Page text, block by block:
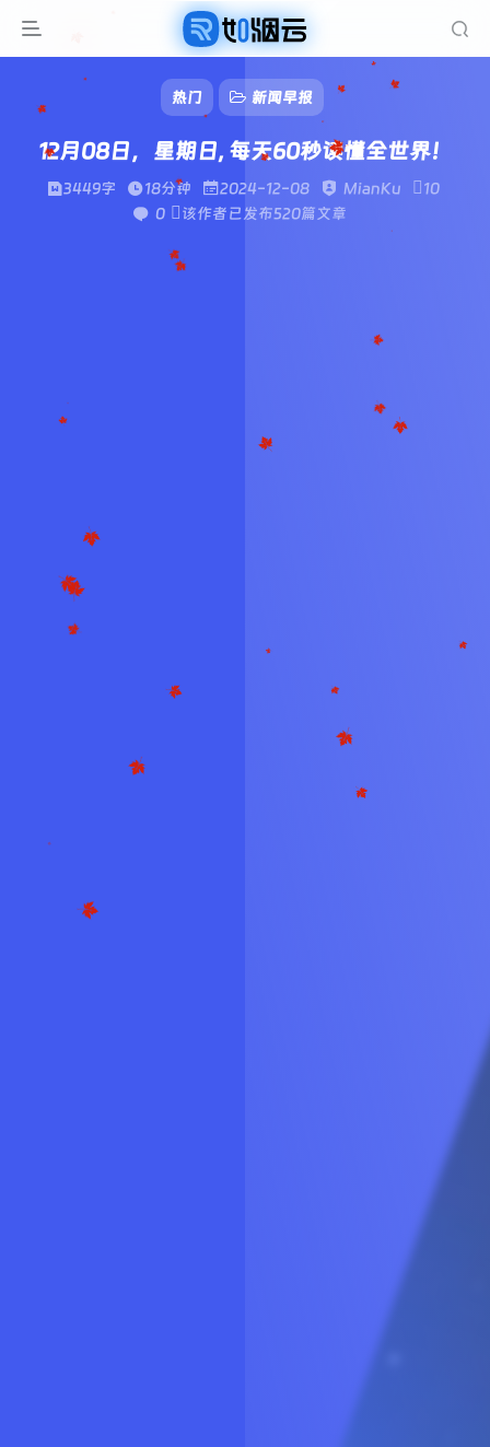
热门 新闻早报
12月08日，星期日, 每天60秒读懂全世界！
3449字 18分钟 2024-12-08 MianKu
10
0
该作者已发布520篇文章